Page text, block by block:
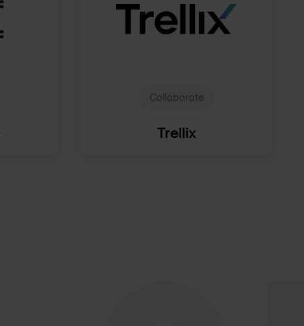
Collaborate
Trellix